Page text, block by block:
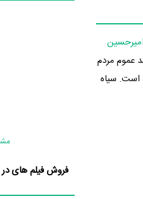
امیرحسین
عموم مردم
است. سیاه
مشاهده
فروش فیلم های